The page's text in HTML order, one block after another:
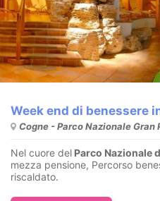
Week end di benessere
Cogne - Parco Nazionale Gran
Nel cuore del Parco Nazionale
mezza pensione, Percorso
riscaldato.